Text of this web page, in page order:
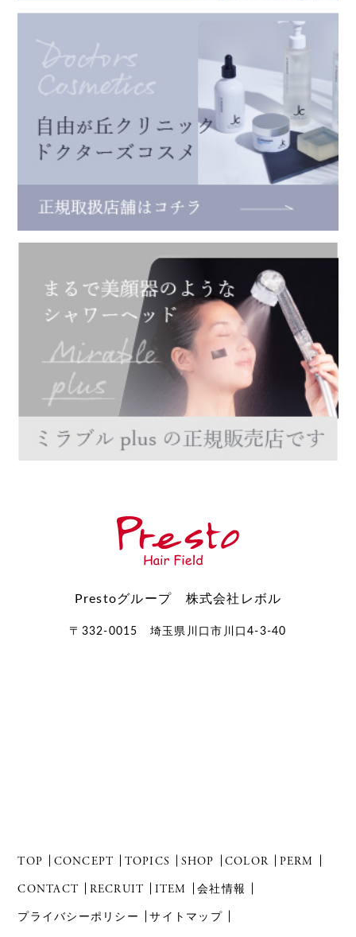
Prestoグループ 株式会社レボル
〒332-0015 埼玉県川口市川口4-3-40
TOP CONCEPT TOPICS SHOP COLOR
PERM
CONTACT
RECRUIT ITEM 会社情報
プライバシーポリシー サイトマップ